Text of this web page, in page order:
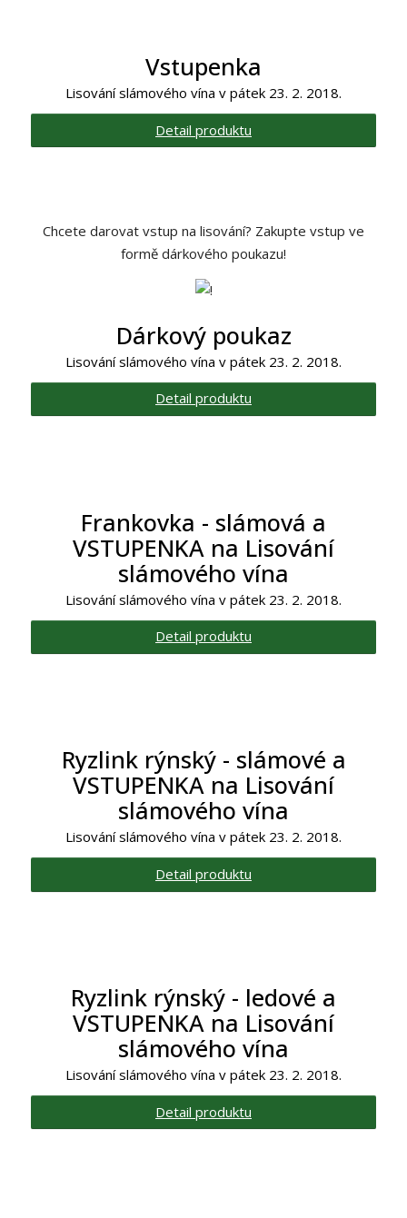
Vstupenka
Lisování slámového vína v pátek 23. 2. 2018.
Detail produktu
Chcete darovat vstup na lisování? Zakupte vstup ve
formě dárkového poukazu!
Dárkový poukaz
Lisování slámového vína v pátek 23. 2. 2018.
Detail produktu
Frankovka - slámová a
VSTUPENKA na Lisování
slámového vína
Lisování slámového vína v pátek 23. 2. 2018.
Detail produktu
Ryzlink rýnský - slámové a
VSTUPENKA na Lisování
slámového vína
Lisování slámového vína v pátek 23. 2. 2018.
Detail produktu
Ryzlink rýnský - ledové a
VSTUPENKA na Lisování
slámového vína
Lisování slámového vína v pátek 23. 2. 2018.
Detail produktu